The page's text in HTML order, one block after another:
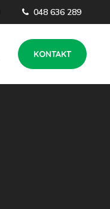
048 636 289
KONTAKT